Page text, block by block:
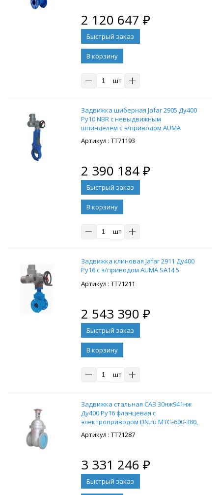
2 120 647 ₽
В корзину
шт
Задвижка шиберная Jafar 2905 Ду400
Ру10 NBR с невыдвижным
шпинделем с э/приводом AUMA
SA14.1
: ТТ71193
2 390 184₽
В корзину
шт
Задвижка клиновая Jafar 2911 Ду400
Ру16 с э/приводом AUMA SA14.5
: ТТ71211
2 543 390 ₽
В корзину
шт
Задвижка стальная САЗ 30нж941нж
Ду400 Ру16 фланцевая с
электроприводом DN.ru MTG-600-380,
380В
: ТТ71287
3 331 246 ₽